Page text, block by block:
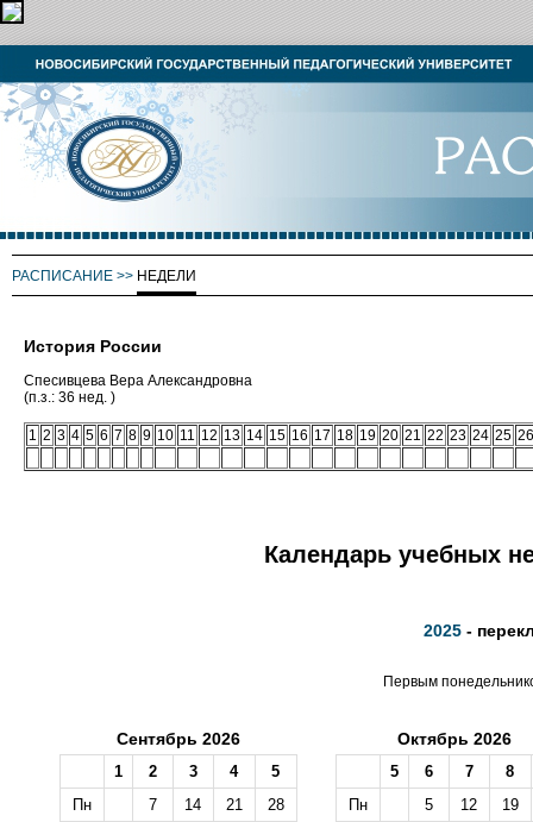
РАСПИСАНИЕ >> НЕДЕЛИ
История России
Спесивцева Вера Александровна
(п.з.: 36 нед. )
1 2 3 4 5 6 7 8 9 10 11 12 13 14 15 16 17 18 19 20 21 22 23 24 25 26
Календарь учебных
2025 -
Первым
Сентябрь 2026
1 2 3 4
5
Пн
7 14 21
28
Октябрь 2026
5 6 7
8
Пн
5 12
19